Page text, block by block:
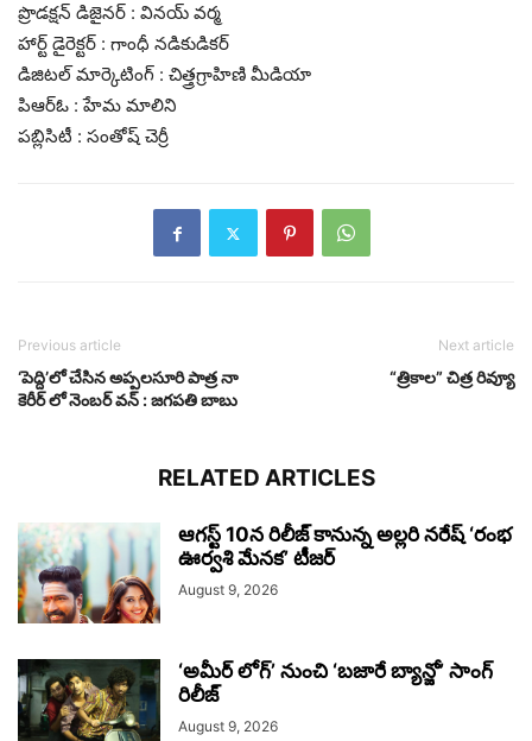
ప్రొడక్షన్ డిజైనర్ : వినయ్ వర్మ
హార్ట్ డైరెక్టర్ : గాంధీ నడికుడికర్
డిజిటల్ మార్కెటింగ్ : చిత్త్రగ్రాహిణి మీడియా
పిఆర్ఓ : హేమ మాలిని
పబ్లిసిటీ : సంతోష్ చెర్రీ
Previous article
‘పెద్ది’లో చేసిన అప్పలసూరి పాత్ర నా
కెరీర్ లో నెంబర్ వన్ : జగపతి బాబు
Next article
“త్రికాల” చిత్ర రివ్యూ
RELATED ARTICLES
ఆగస్ట్ 10న రిలీజ్ కానున్న అల్లరి నరేష్ ‘రంభ
ఊర్వశి మేనక’ టీజర్
August 9, 2026
‘అమీర్ లోగ్’ నుంచి ‘బజారే బ్యాన్జో’ సాంగ్
రిలీజ్
August 9, 2026